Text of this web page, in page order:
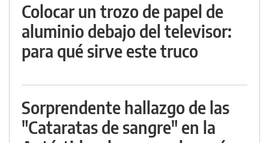
Colocar un trozo de papel de
aluminio debajo del televisor:
para qué sirve este truco
Sorprendente hallazgo de las
"Cataratas de sangre" en la